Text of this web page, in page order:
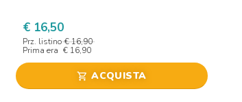
€ 16,50
Prz. listino € 16,90
Prima era € 16,90
shopping_cart ACQUISTA